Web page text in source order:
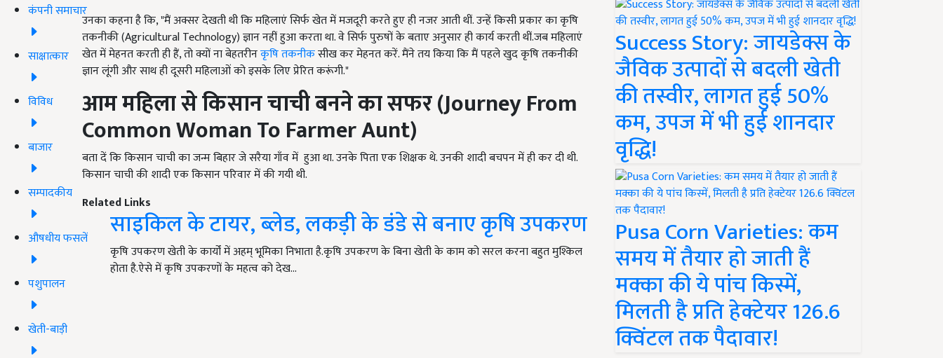
कंपनी समाचार
साक्षात्कार
विविध
बाजार
सम्पादकीय
औषधीय फसलें
पशुपालन
खेती-बाड़ी
उनका कहना है कि, "मैं अक्सर देखती थी कि महिलाएं सिर्फ खेत में मजदूरी करते हुए ही नजर आती थीं. उन्हें किसी प्रकार का कृषि
तकनीकी (Agricultural Technology) ज्ञान नहीं हुआ करता था. वे सिर्फ पुरुषों के बताए अनुसार ही कार्य करती थीं.जब महिलाएं
खेत में मेहनत करती ही हैं, तो क्यों ना बेहतरीनकृषि तकनीकसीख कर मेहनत करें. मैंने तय किया कि मैं पहले खुद कृषि तकनीकी
ज्ञान लूंगी और साथ ही दूसरी महिलाओं को इसके लिए प्रेरित करूंगी."
आम महिला से किसान चाची बनने का सफर(Journey From
Common Woman To Farmer Aunt)
बता दें कि किसान चाची का जन्म बिहार जे सरैया गाँव में हुआ था. उनके पिता एक शिक्षक थे. उनकी शादी बचपन में ही कर दी थी.
किसान चाची की शादी एक किसान परिवार में की गयी थी.
Related Links
साइकिल के टायर, ब्लेड, लकड़ी के डंडे से बनाए कृषि उपकरण
कृषि उपकरण खेती के कार्यों में अहम् भूमिका निभाता है.कृषि उपकरण के बिना खेती के काम को सरल करना बहुत मुश्किल
होता है.ऐसे में कृषि उपकरणों के महत्व को देख…
Success Story: जायडेक्स के
जैविक उत्पादों से बदली खेती
की तस्वीर, लागत हुई 50%
कम, उपज में भी हुई शानदार
वृद्धि!
Pusa Corn Varieties: कम
समय में तैयार हो जाती हैं
मक्का की ये पांच किस्में,
मिलती है प्रति हेक्टेयर 126.6
क्विंटल तक पैदावार!